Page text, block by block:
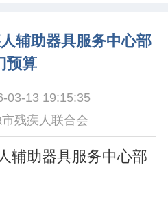
辅助器具服务中心部
预算
03-13 19:15:35
残疾人联合会
辅助器具服务中心部